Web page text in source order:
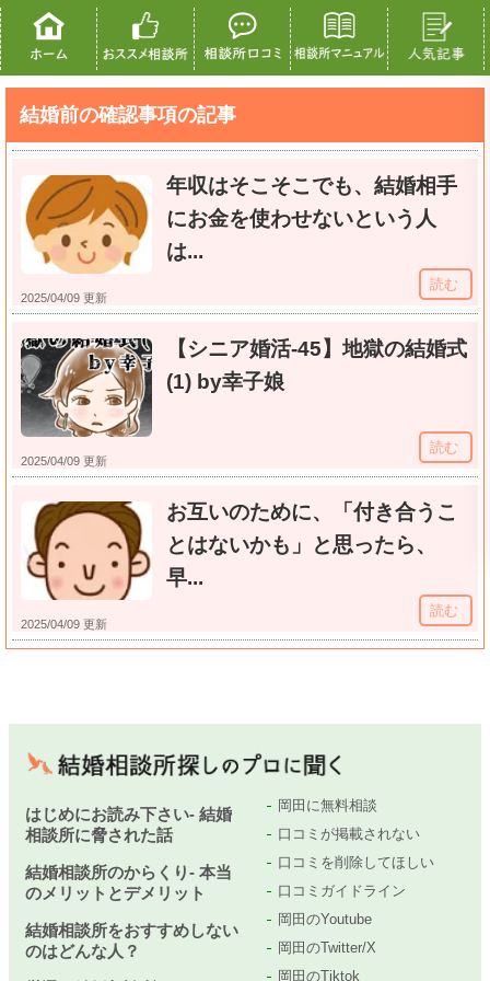
結婚前の確認事項の記事
2025/04/09 更新
年収はそこそこでも、結婚相手
にお金を使わせないという人
は...
読む
2025/04/09 更新
【シニア婚活-45】地獄の結婚式
(1) by幸子娘
読む
2025/04/09 更新
お互いのために、「付き合うこ
とはないかも」と思ったら、
早...
読む
はじめにお読み下さい- 結婚
相談所に脅された話
結婚相談所のからくり- 本当
のメリットとデメリット
結婚相談所をおすすめしない
のはどんな人？
岡田に無料相談
口コミが掲載されない
口コミを削除してほしい
口コミガイドライン
岡田のYoutube
岡田のTwitter/X
岡田のTiktok